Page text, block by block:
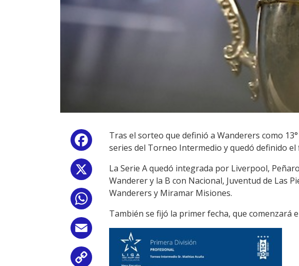
Facebook
Email
Tras el sorteo que definió a Wanderers como
series del Torneo Intermedio y quedó definido el
La Serie A quedó integrada por Liverpool,
Wanderer y la B con Nacional, Juventud de Las
Wanderers y Miramar Misiones.
También se fijó la primer fecha, que comenzará